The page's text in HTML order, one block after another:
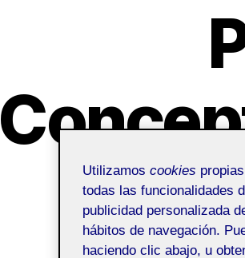
Utilizamos cookies
todas las funcionalidades
publicidad personalizada
hábitos de navegación.
haciendo clic abajo, u